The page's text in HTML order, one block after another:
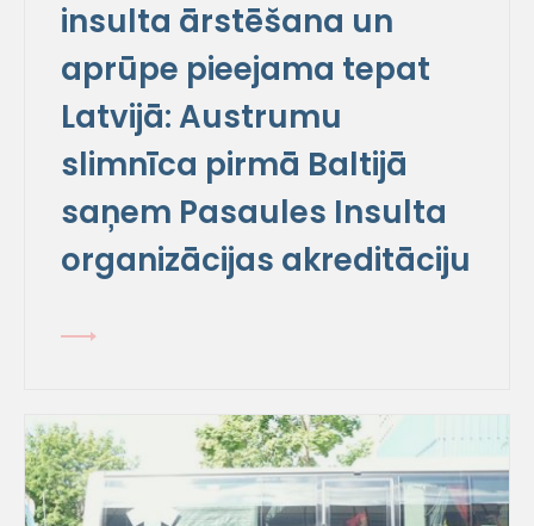
insulta ārstēšana un
aprūpe pieejama tepat
Latvijā: Austrumu
slimnīca pirmā Baltijā
saņem Pasaules Insulta
organizācijas akreditāciju